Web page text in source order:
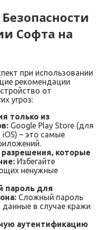
Софта на
при использовании
рекомендации
от
угроз:
только из
Google Play Store (для
– это самые
которые
Избегайте
ненужные
пароль для
Сложный пароль
в случае кражи
аутентификацию